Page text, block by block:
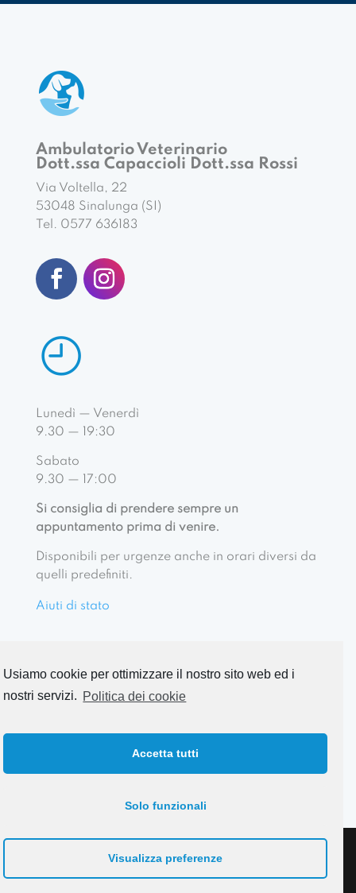
Usiamo cookie per ottimizzare il nostro sito web ed i
nostri servizi. Politica dei cookie
Accetta tutti
Solo funzionali
Visualizza preferenze
Ambulatorio Veterinario
Dott.ssa Capaccioli Dott.ssa Rossi
Via Voltella, 22
53048 Sinalunga (SI)
Tel. 0577 636183
Lunedì — Venerdì
9.30 — 19:30
Sabato
9.30 — 17:00
Si consiglia di prendere sempre un
appuntamento prima di venire.
Disponibili per urgenze anche in orari diversi da
quelli predefiniti.
Aiuti di stato
347 7943482
Dott.ssa Rossi | P.IVA 01229990526 | Via Voltella,22 - 53048